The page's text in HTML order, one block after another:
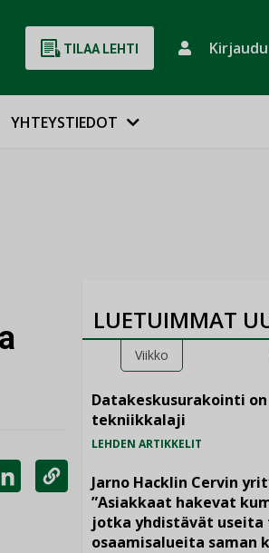
TILAA LEHTI Kirjaudu
YHTEYSTIEDOT
LINKEDINISSÄ
KOPIOI
LINKKI
LUETUIMMAT
Viikko
Datakeskusurakointi on
tekniikkalaji
LEHDEN ARTIKKELIT
Jarno Hacklin Cervin
”Asiakkaat hakevat
jotka yhdistävät useita
osaamisalueita saman